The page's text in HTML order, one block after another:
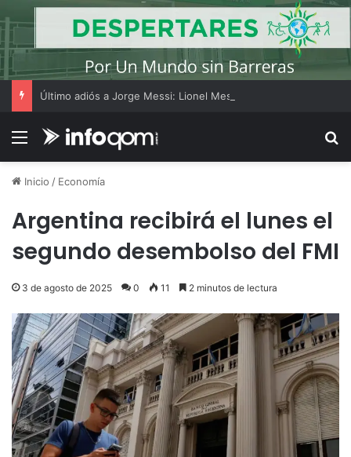
Menú
Inicio / Economía
Argentina recibirá el lunes el
segundo desembolso del FMI
3 de agosto de 2025 0 11 2 minutos de lectura